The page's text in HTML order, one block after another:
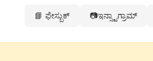
📘 ಫೇಸ್ಬುಕ್ 📷ಇನ್ಸ್ಟಾಗ್ರಾಮ್